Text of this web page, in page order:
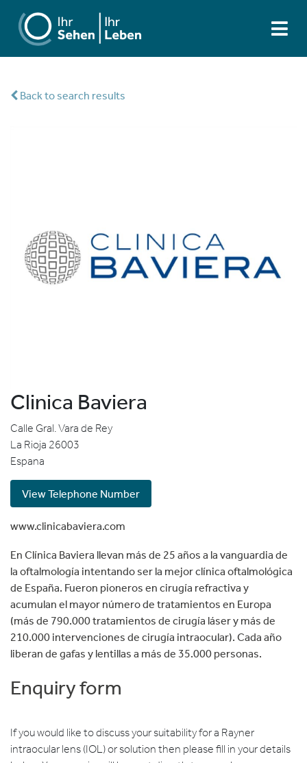
Back to search results
Clinica Baviera
Calle Gral. Vara de Rey
La Rioja 26003
Espana
View Telephone Number
www.clinicabaviera.com
En Clínica Baviera llevan más de 25 años a la vanguardia de
la oftalmología intentando ser la mejor clínica oftalmológica
de España. Fueron pioneros en cirugía refractiva y
acumulan el mayor número de tratamientos en Europa
(más de 790.000 tratamientos de cirugía láser y más de
210.000 intervenciones de cirugía intraocular). Cada año
liberan de gafas y lentillas a más de 35.000 personas.
Enquiry form
If you would like to discuss your suitability for a Rayner
intraocular lens (IOL) or solution then please fill in your details